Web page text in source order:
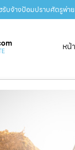
รับจ้างป้อมปราบศัตรูพ่า
หน้